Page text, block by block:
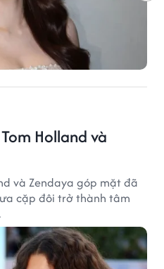
Holland và
và Zendaya góp mặt đã
cặp đôi trở thành tâm